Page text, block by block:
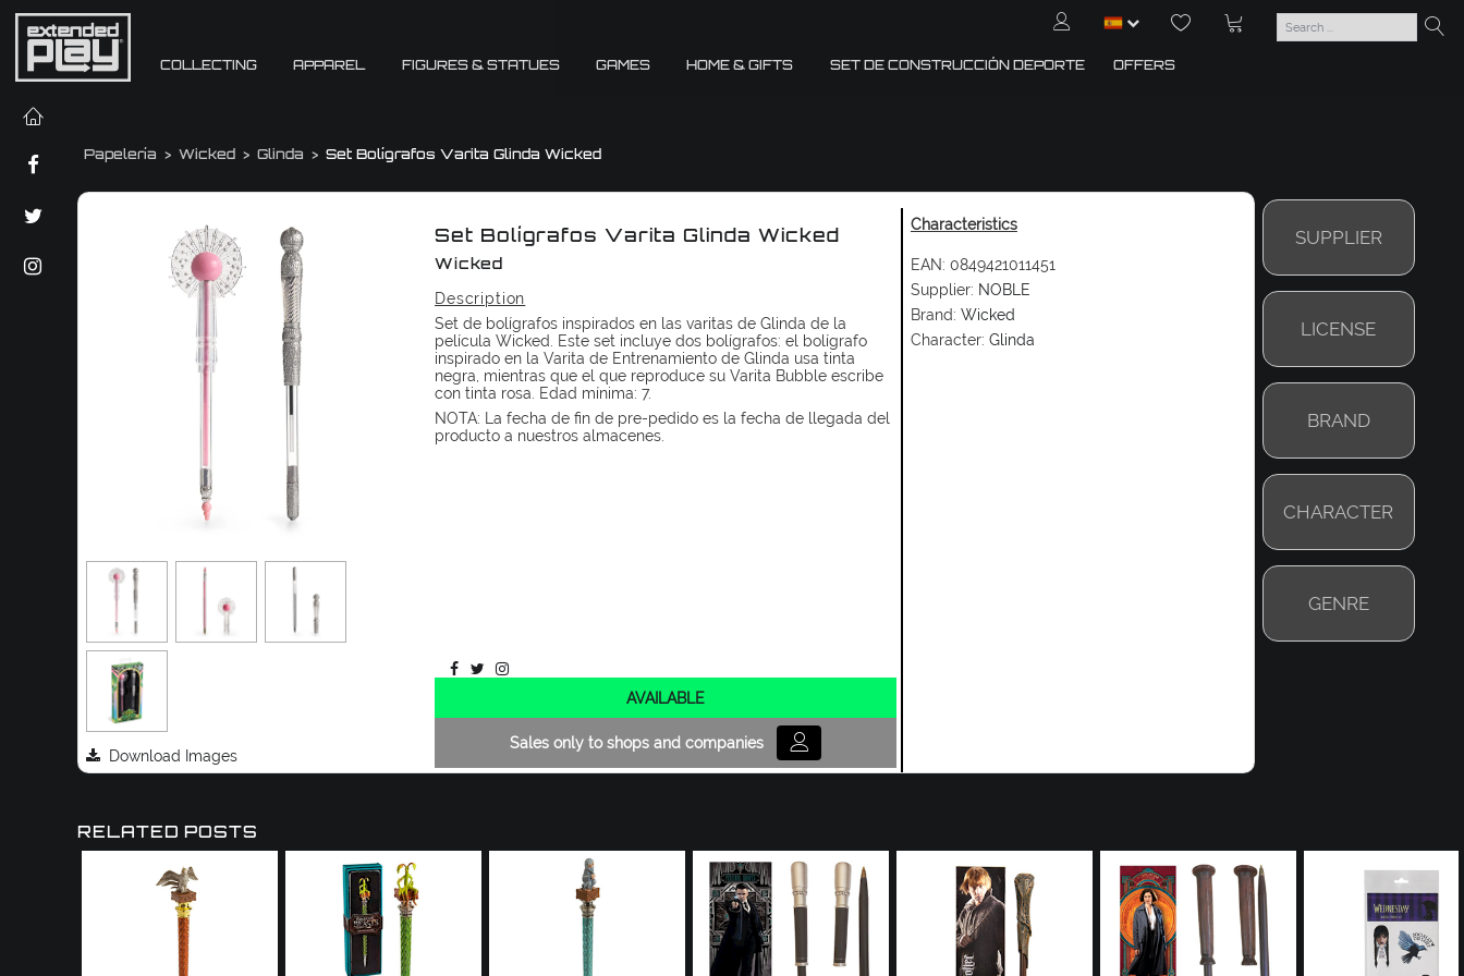
COLLECTING APPAREL FIGURES & STATUES GAMES HOME & GIFTS SET DE CONSTRUCCIÓN DEPORTE OFFERS
Papelería Wicked Glinda Set Bolígrafos Varita Glinda Wicked
Download Images
Set Bolígrafos Varita Glinda Wicked
Wicked
Description
Set de bolígrafos inspirados en las varitas de Glinda de la
película Wicked. Este set incluye dos bolígrafos: el bolígrafo
inspirado en la Varita de Entrenamiento de Glinda usa tinta
negra, mientras que el que reproduce su Varita Bubble escribe
con tinta rosa. Edad mínima: 7.
NOTA: La fecha de fin de pre-pedido es la fecha de llegada del
producto a nuestros almacenes.
AVAILABLE
Sales only to shops and companies
Characteristics
EAN: 0849421011451
Supplier: NOBLE
Brand: Wicked
Character: Glinda
SUPPLIER
LICENSE
BRAND
CHARACTER
GENRE
RELATED POSTS